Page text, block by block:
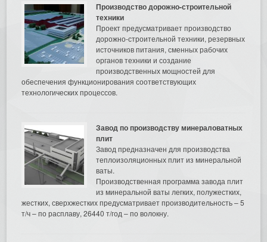
Производство дорожно-строительной
техники
Проект предусматривает производство
дорожно-строительной техники, резервных
источников питания, сменных рабочих
органов техники и создание
производственных мощностей для
обеспечения функционирования соответствующих
технологических процессов.
Завод по производству минераловатных
плит
Завод предназначен для производства
теплоизоляционных плит из минеральной
ваты.
Производственная программа завода плит
из минеральной ваты легких, полужестких,
жестких, сверхжестких предусматривает производительность – 5
т/ч – по расплаву, 26440 т/год – по волокну.